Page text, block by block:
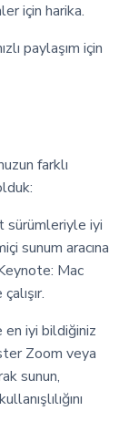
için harika.
paylaşım için
farklı
sürümleriyle iyi
sunum aracına
Mac
en iyi bildiğiniz
Zoom veya
sunun,